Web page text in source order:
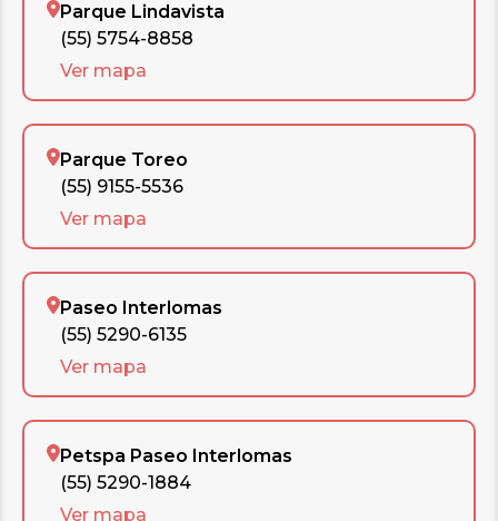
Parque Lindavista
(55) 5754-8858
Ver mapa
Parque Toreo
(55) 9155-5536
Ver mapa
Paseo Interlomas
(55) 5290-6135
Ver mapa
Petspa Paseo Interlomas
(55) 5290-1884
Ver mapa